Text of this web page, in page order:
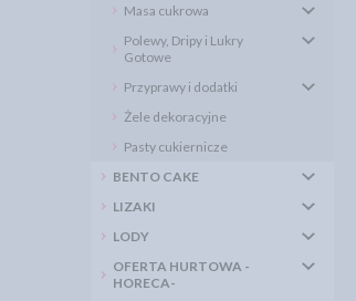
Masa cukrowa
Polewy, Dripy i Lukry
Gotowe
Przyprawy i dodatki
Żele dekoracyjne
Pasty cukiernicze
BENTO CAKE
LIZAKI
LODY
OFERTA HURTOWA -
HORECA-